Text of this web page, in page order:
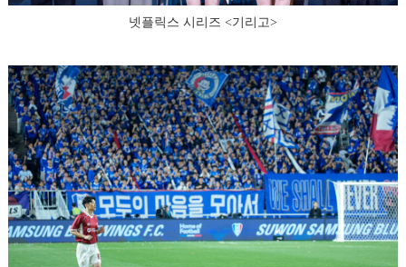
넷플릭스 시리즈 <기리고>